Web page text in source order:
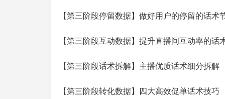
【第三阶段停留数据】做好用户的停留的话术
【第三阶段互动数据】提升直播间互动率的话
【第三阶段话术拆解】主播优质话术细分拆解
【第三阶段转化数据】四大高效促单话术技巧